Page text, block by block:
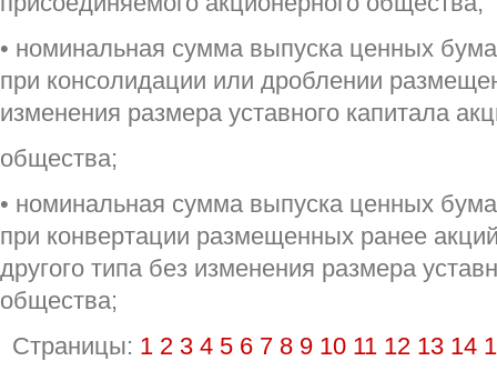
• номинальная сумма выпуска ценных
при консолидации или дроблении
изменения размера уставного капитала
общества;
• номинальная сумма выпуска ценных
при конвертации размещенных ранее
другого типа без изменения размера
общества;
Страницы: 1 2 3 4 5 6 7 8 9 10 11 12 13 14